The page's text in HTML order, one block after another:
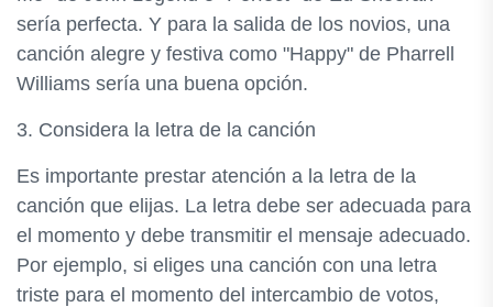
sería perfecta. Y para la salida de los novios, una
canción alegre y festiva como "Happy" de Pharrell
Williams sería una buena opción.
3. Considera la letra de la canción
Es importante prestar atención a la letra de la
canción que elijas. La letra debe ser adecuada para
el momento y debe transmitir el mensaje adecuado.
Por ejemplo, si eliges una canción con una letra
triste para el momento del intercambio de votos,